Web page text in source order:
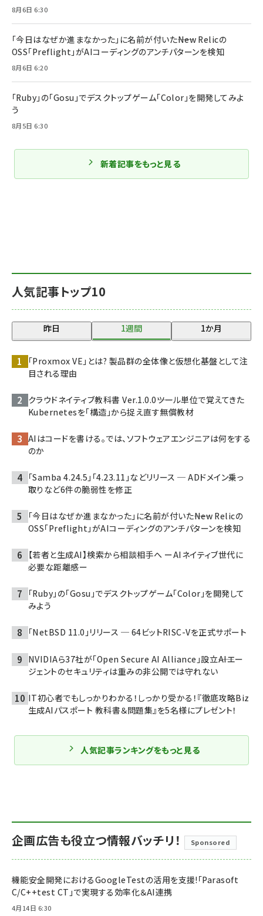
人気記事トップ10
昨日 1週間 1か月
「Proxmox VE」とは? 製品群の全体像と仮想化基盤として注
目される理由
クラウドネイティブ教科書 Ver.1.0.0――ツール単位で覚えてきた
Kubernetesを「構造」から捉え直す無償教材
AIはコードを書ける。では、ソフトウェアエンジニアは何をする
のか
「Samba 4.24.5」「4.23.11」などリリース ─ ADドメイン乗っ
取りなど6件の脆弱性を修正
「今日はなぜか進まなかった」に名前が付いた――New Relicの
OSS「Preflight」がAIコーディングのアンチパターンを検知
【若者と生成AI】検索から相談相手へ ーAIネイティブ世代に
必要な距離感ー
「Ruby」の「Gosu」でデスクトップゲーム「Color」を開発して
みよう
「NetBSD 11.0」リリース ─ 64ビットRISC-Vを正式サポート
NVIDIAら37社が「Open Secure AI Alliance」設立――AIエー
ジェントのセキュリティは重みの非公開では守れない
IT初心者でもしっかりわかる！しっかり受かる！『徹底攻略Biz
生成AIパスポート 教科書＆問題集』を5名様にプレゼント！
人気記事ランキングをもっと見る
8月6日 6:30
「今日はなぜか進まなかった」に名前が付いた――New Relicの
OSS「Preflight」がAIコーディングのアンチパターンを検知
8月6日 6:20
「Ruby」の「Gosu」でデスクトップゲーム「Color」を開発してみよ
う
8月5日 6:30
新着記事をもっと見る
企画広告も役立つ情報バッチリ！ Sponsored
機能安全開発におけるGoogleTestの活用を支援!「Parasoft
C/C++test CT」で実現する効率化＆AI連携
4月14日 6:30